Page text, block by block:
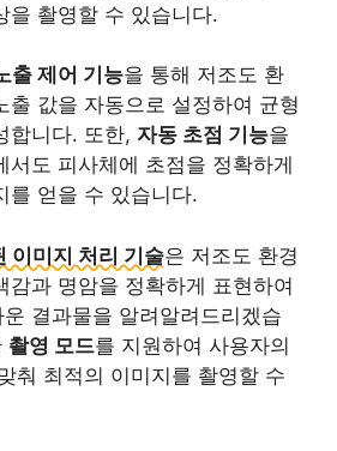
을 촬영할 수 있습니다.
출 제어 기능을 통해 저조도 환
출 값을 자동으로 설정하여 균형
합니다. 또한, 자동 초점 기능을
서도 피사체에 초점을 정확하게
를 얻을 수 있습니다.
이미지 처리 기술은 저조도 환경
감과 명암을 정확하게 표현하여
결과물을 알려알려드리겠습
촬영 모드를 지원하여 사용자의
춰 최적의 이미지를 촬영할 수